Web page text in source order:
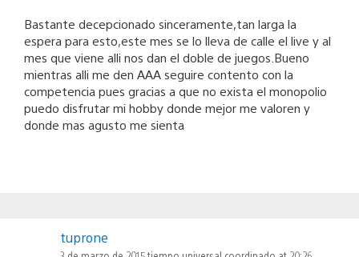
Bastante decepcionado sinceramente,tan larga la
espera para esto,este mes se lo lleva de calle el live y al
mes que viene alli nos dan el doble de juegos.Bueno
mientras alli me den AAA seguire contento con la
competencia pues gracias a que no exista el monopolio
puedo disfrutar mi hobby donde mejor me valoren y
donde mas agusto me sienta
tuprone